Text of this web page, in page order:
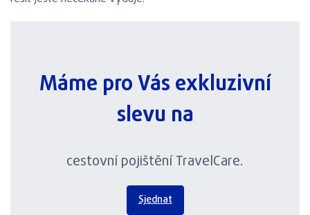
Máme pro Vás exkluzivní
slevu na
cestovní pojištění TravelCare.
Sjednat